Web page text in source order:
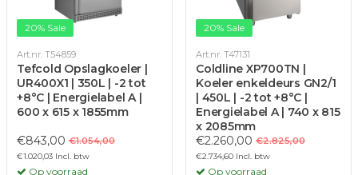
20% Sale
Art.nr. T54859
Tefcold Opslagkoeler |
UR400X1 | 350L | -2 tot
+8°C | Energielabel A |
600 x 615 x 1855mm
€843,00 €1.054,00
€1.020,03 Incl. btw
Op voorraad
20% Sale
Art.nr. T47131
Coldline XP700TN |
Koeler enkeldeurs GN2/1
| 450L | -2 tot +8°C |
Energielabel A | 740 x 815
x 2085mm
€2.260,00 €2.825,00
€2.734,60 Incl. btw
Op voorraad